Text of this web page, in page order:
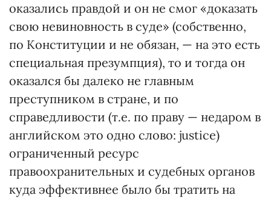
оказались правдой и он не смог «доказать
свою невиновность в суде» (собственно,
по Конституции и не обязан, — на это есть
специальная презумпция), то и тогда он
оказался бы далеко не главным
преступником в стране, и по
справедливости (т.е. по праву — недаром в
английском это одно слово: justice)
ограниченный ресурс
правоохранительных и судебных органов
куда эффективнее было бы тратить на